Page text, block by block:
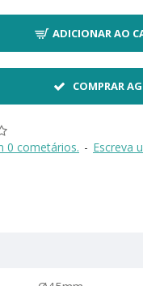
0 cometários. - Escreva
ADICIONAR AO
COMPRAR